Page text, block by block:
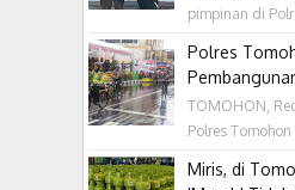
pimpinan di
Polres
TOMOHON,
Polres
Miris, di